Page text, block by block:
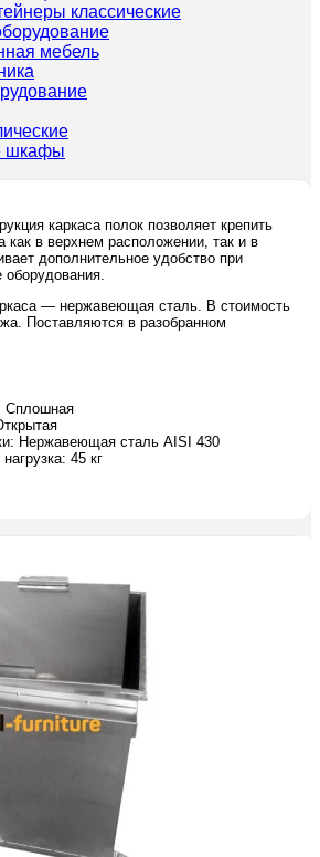
классические
мебель
шкафы
каркаса полок позволяет крепить
как в верхнем расположении, так и в
дополнительное удобство при
— нержавеющая сталь. В стоимость
Поставляются в разобранном
Сплошная
Нержавеющая сталь AISI 430
45 кг